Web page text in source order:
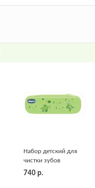
Набор детский для
чистки зубов
(зеленый) Chicco
740 р.